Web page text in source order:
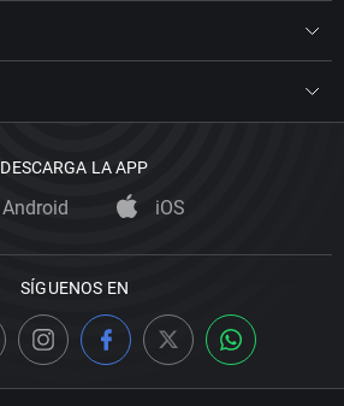
DESCARGA LA APP
Android iOS
SÍGUENOS EN